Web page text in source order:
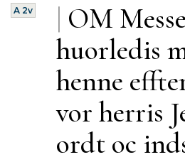
|
A 2v
OM
huorledis
henne
vor herris
ordt oc